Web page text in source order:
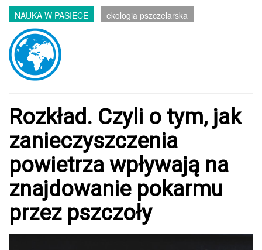
NAUKA W PASIECE ekologia pszczelarska
Rozkład. Czyli o tym, jak
zanieczyszczenia
powietrza wpływają na
znajdowanie pokarmu
przez pszczoły